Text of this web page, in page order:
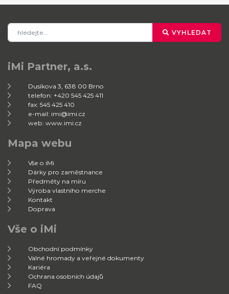
VYHLEDAT
iMi Partner, a.s.
Dusíkova 3, 638 00 Brno
telefon: +420 545 425 411
fax: 545 425 410
e-mail: imi@imi.cz
web: www.imi.cz
Mapa webu
Vše o iMi
Dárky pro zaměstnance
Předměty na míru
Výroba vlastního merche
Kontakt
Doprava
Vše o iMi
Obchodní podmínky
Valné hromady a veřejné dokumenty
Kariéra
Ochrana osobních údajů
FAQ